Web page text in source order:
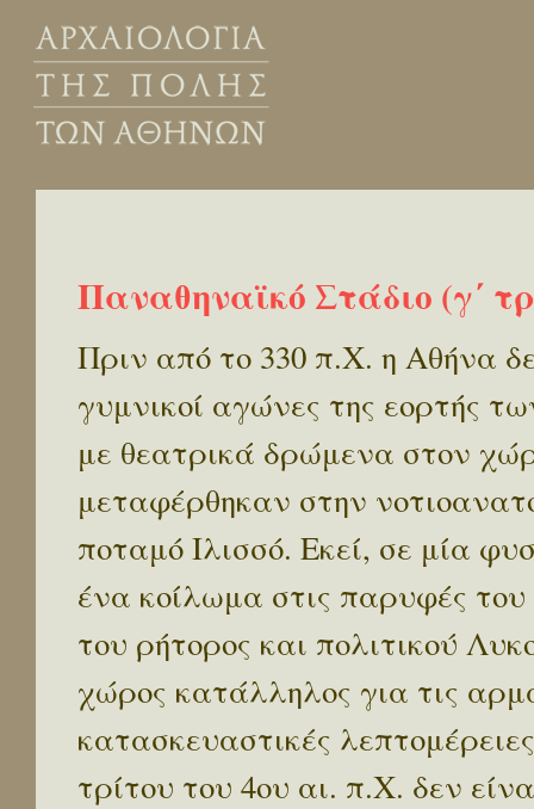
Παναθηναϊκό Στάδιο (γ΄
Πριν από το 330 π.Χ. η Αθήνα
γυμνικοί αγώνες της εορτής
με θεατρικά δρώμενα στον
μεταφέρθηκαν στην
ποταμό Ιλισσό. Εκεί, σε μία
ένα κοίλωμα στις παρυφές
του ρήτορος και πολιτικού
χώρος κατάλληλος για τις
κατασκευαστικές
τρίτου του 4ου αι. π.Χ. δεν